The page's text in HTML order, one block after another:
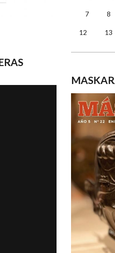
7 8
12 13